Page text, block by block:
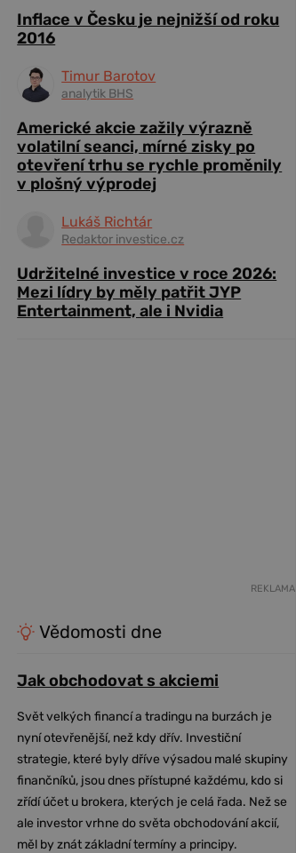
Inflace v Česku je nejnižší od roku
2016
Timur Barotov
analytik BHS
Americké akcie zažily výrazně
volatilní seanci, mírné zisky po
otevření trhu se rychle proměnily
v plošný výprodej
Lukáš Richtár
Redaktor investice.cz
Udržitelné investice v roce 2026:
Mezi lídry by měly patřit JYP
Entertainment, ale i Nvidia
REKLAMA
Vědomosti dne
Jak obchodovat s akciemi
Svět velkých financí a tradingu na burzách je
nyní otevřenější, než kdy dřív. Investiční
strategie, které byly dříve výsadou malé skupiny
finančníků, jsou dnes přístupné každému, kdo si
zřídí účet u brokera, kterých je celá řada. Než se
ale investor vrhne do světa obchodování akcií,
měl by znát základní termíny a principy.